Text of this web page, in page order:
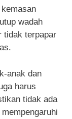
wadah
tidak terpapar
anak dan
harus
tidak ada